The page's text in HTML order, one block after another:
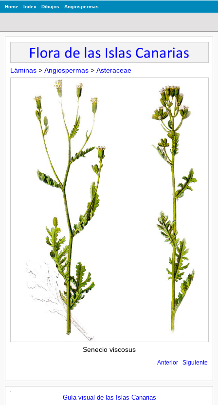
Home Index Dibujos Angiospermas
Láminas > Angiospermas > Asteraceae
Senecio viscosus
Anterior Siguiente
Guía visual de las Islas Canarias